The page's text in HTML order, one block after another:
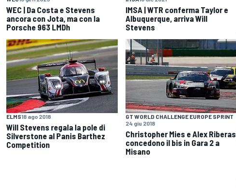
WEC | Da Costa e Stevens
ancora con Jota, ma con la
Porsche 963 LMDh
IMSA | WTR conferma Taylor e
Albuquerque, arriva Will
Stevens
ELMS18 ago 2018
Will Stevens regala la pole di
Silverstone al Panis Barthez
Competition
GT WORLD CHALLENGE EUROPE SPRINT
24 giu 2018
Christopher Mies e Alex Riberas
concedono il bis in Gara 2 a
Misano